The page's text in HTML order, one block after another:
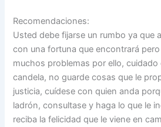
Recomendaciones:
Usted debe fijarse un rumbo ya que
con una fortuna que encontrará
muchos problemas por ello,
candela, no guarde cosas que le
justicia, cuídese con quien anda
ladrón, consultase y haga lo que le
reciba la felicidad que le viene en